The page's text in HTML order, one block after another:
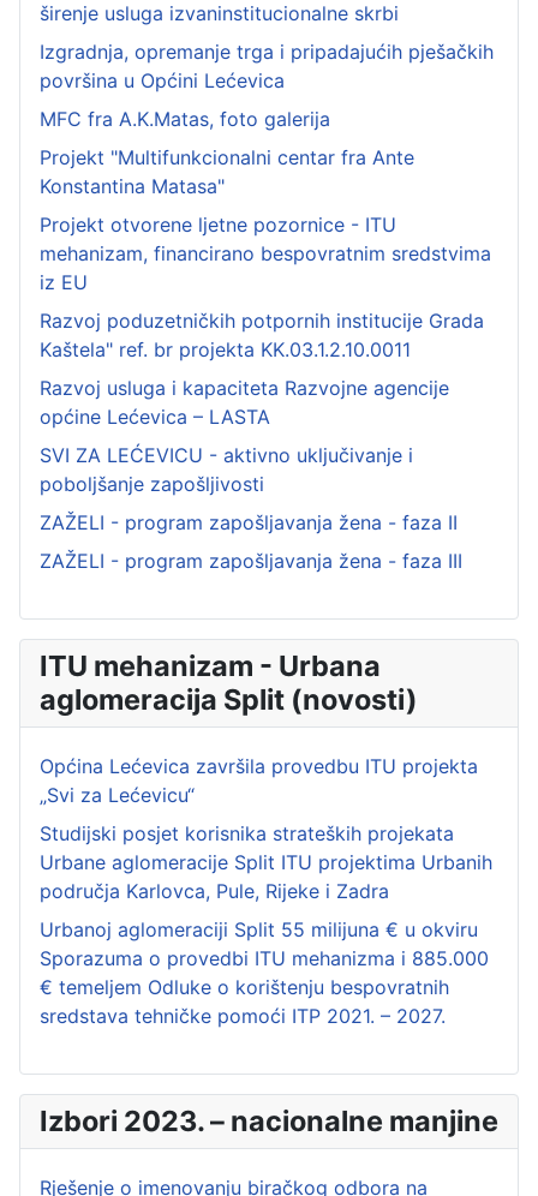
širenje usluga izvaninstitucionalne skrbi
Izgradnja, opremanje trga i pripadajućih pješačkih
površina u Općini Lećevica
MFC fra A.K.Matas, foto galerija
Projekt "Multifunkcionalni centar fra Ante
Konstantina Matasa"
Projekt otvorene ljetne pozornice - ITU
mehanizam, financirano bespovratnim sredstvima
iz EU
Razvoj poduzetničkih potpornih institucije Grada
Kaštela" ref. br projekta KK.03.1.2.10.0011
Razvoj usluga i kapaciteta Razvojne agencije
općine Lećevica – LASTA
SVI ZA LEĆEVICU - aktivno uključivanje i
poboljšanje zapošljivosti
ZAŽELI - program zapošljavanja žena - faza II
ZAŽELI - program zapošljavanja žena - faza III
ITU mehanizam - Urbana
aglomeracija Split (novosti)
Općina Lećevica završila provedbu ITU projekta
„Svi za Lećevicu“
Studijski posjet korisnika strateških projekata
Urbane aglomeracije Split ITU projektima Urbanih
područja Karlovca, Pule, Rijeke i Zadra
Urbanoj aglomeraciji Split 55 milijuna € u okviru
Sporazuma o provedbi ITU mehanizma i 885.000
€ temeljem Odluke o korištenju bespovratnih
sredstava tehničke pomoći ITP 2021. – 2027.
Izbori 2023. – nacionalne manjine
Rješenje o imenovanju biračkog odbora na